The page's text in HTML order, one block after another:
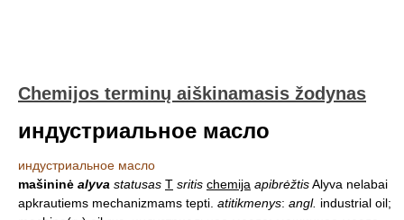
Chemijos terminų aiškinamasis žodynas
индустриальное масло
индустриальное масло
mašininė alyva statusas T sritis chemija apibrėžtisAlyva nelabai
apkrautiems mechanizmams tepti. atitikmenys: angl. industrial oil;